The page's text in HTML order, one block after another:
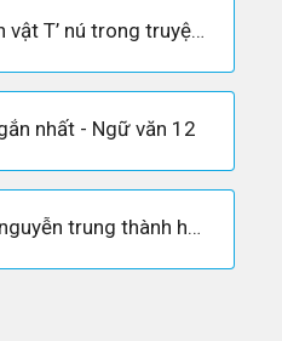
Đề bài : Phân tích nhân vật T’ nú trong truyện ngắn “Rừng xà nu”
nhất - Ngữ văn 12
Phân tích Rừng xà nu nguyễn trung thành hay nhất - Ngữ văn 12